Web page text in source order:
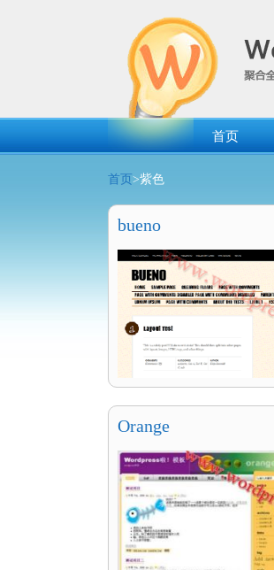
首页
首页 >紫色
bueno
Orange